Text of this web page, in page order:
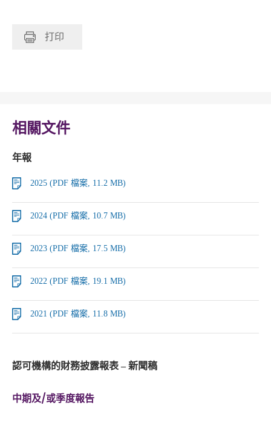
打印
相關文件
年報
2025 (PDF 檔案, 11.2 MB)
2024 (PDF 檔案, 10.7 MB)
2023 (PDF 檔案, 17.5 MB)
2022 (PDF 檔案, 19.1 MB)
2021 (PDF 檔案, 11.8 MB)
認可機構的財務披露報表 – 新聞稿
中期及/或季度報告